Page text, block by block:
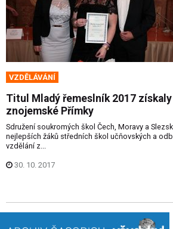
VZDĚLÁVÁNÍ
Titul Mladý řemeslník 2017
znojemské Přímky
Sdružení soukromých škol Čech, Moravy a
nejlepších žáků středních škol učňovských a
vzdělání z...
30. 10. 2017